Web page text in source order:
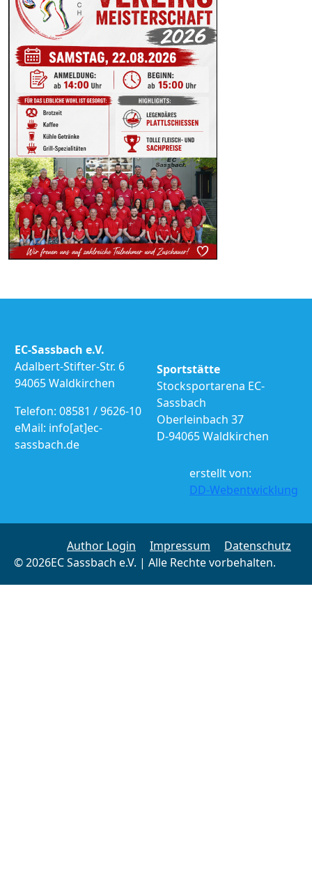
EC-Sassbach e.V.
Adalbert-Stifter-Str. 6
94065 Waldkirchen
Telefon: 08581 / 9626-10
eMail: info[at]ec-
sassbach.de
Sportstätte
Stocksportarena EC-
Sassbach
Oberleinbach 37
D-94065 Waldkirchen
erstellt von:
DD-Webentwicklung
© 2026EC Sassbach e.V. | Alle Rechte vorbehalten.
Author Login Impressum Datenschutz